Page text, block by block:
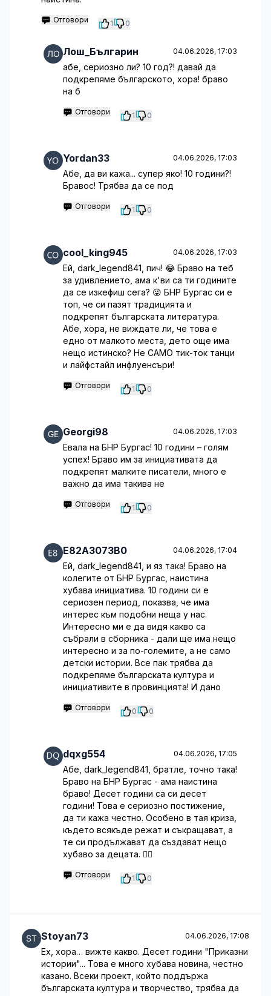
Отговори 1 0
Лош_Българин 04.06.2026, 17:03
абе, сериозно ли? 10 год?! давай да
подкрепяме българското, хора! браво
на б
Отговори 1 0
Yordan33 04.06.2026, 17:03
Абе, да ви кажа... супер яко! 10 години?!
Бравос! Трябва да се под
Отговори 1 0
cool_king945 04.06.2026, 17:03
Ей, dark_legend841, пич! 😂 Браво на теб
за удивлението, ама к'ви са ти годините
да се изкефиш сега? 😜 БНР Бургас си е
топ, че си пазят традицията и
подкрепят българската литература.
Абе, хора, не виждате ли, че това е
едно от малкото места, дето още има
нещо истинско? Не САМО тик-ток танци
и лайфстайл инфлуенсъри!
Отговори 1 0
Georgi98 04.06.2026, 17:03
Евала на БНР Бургас! 10 години – голям
успех! Браво им за инициативата да
подкрепят малките писатели, много е
важно да има такива не
Отговори 1 0
E82A3073B0 04.06.2026, 17:04
Ей, dark_legend841, и яз така! Браво на
колегите от БНР Бургас, наистина
хубава инициатива. 10 години си е
сериозен период, показва, че има
интерес към подобни неща у нас.
Интересно ми е да видя какво са
събрали в сборника - дали ще има нещо
интересно и за по-големите, а не само
детски истории. Все пак трябва да
подкрепяме българската култура и
инициативите в провинцията! И дано
Отговори 0 0
dqxg554 04.06.2026, 17:05
Абе, dark_legend841, братле, точно така!
Браво на БНР Бургас - ама наистина
браво! Десет години са си десет
години! Това е сериозно постижение,
да ти кажа честно. Особено в тая криза,
където всякъде режат и съкращават, а
те си продължават да създават нещо
хубаво за децата. 🤷‍♂️
Отговори 1 0
Stoyan73 04.06.2026, 17:08
Ех, хора… вижте какво. Десет години "Приказни
истории"... Това е много хубава новина, честно
казано. Всеки проект, който поддържа
българската култура и творчество, трябва да